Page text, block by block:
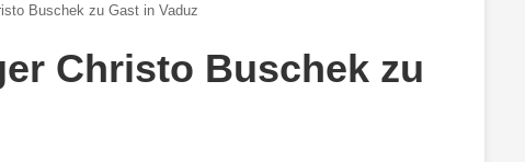
Buschek zu Gast in Vaduz
Christo Buschek zu